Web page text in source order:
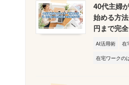
40代主婦
始める方
円まで完全
AI活用術
在
在宅ワークの